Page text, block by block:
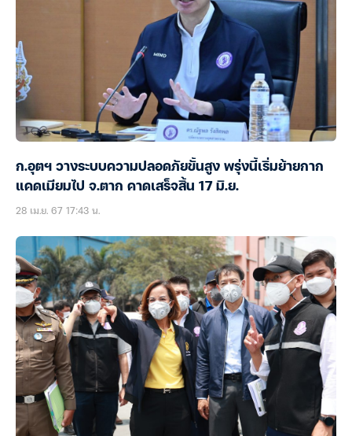
ก.อุตฯ วางระบบความปลอดภัยขั้นสูง พรุ่งนี้เริ่มย้ายกาก
แคดเมียมไป จ.ตาก คาดเสร็จสิ้น 17 มิ.ย.
28 เม.ย. 67 17:43 น.